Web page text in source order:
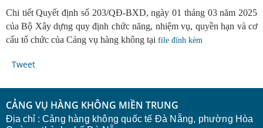
Chi tiết Quyết định số 203/QĐ-BXD, ngày 01 tháng 03 năm 2025
của Bộ Xây dựng quy định chức năng, nhiệm vụ, quyền hạn và cơ
cấu tổ chức của Cảng vụ hàng không tại file đính kèm
Tweet
CẢNG VỤ HÀNG KHÔNG MIỀN TRUNG
Địa chỉ : Cảng hàng không quốc tế Đà Nẵng, phường Hòa